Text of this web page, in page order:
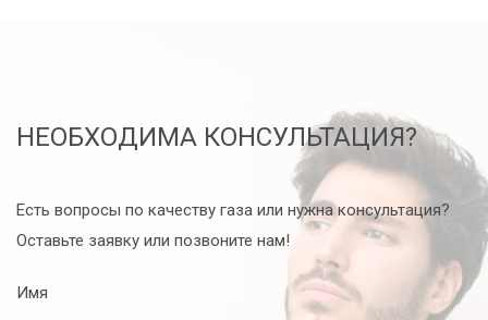
НЕОБХОДИМА КОНСУЛЬТАЦИЯ?
Есть вопросы по качеству газа или нужна консультация?
Оставьте заявку или позвоните нам!
Имя